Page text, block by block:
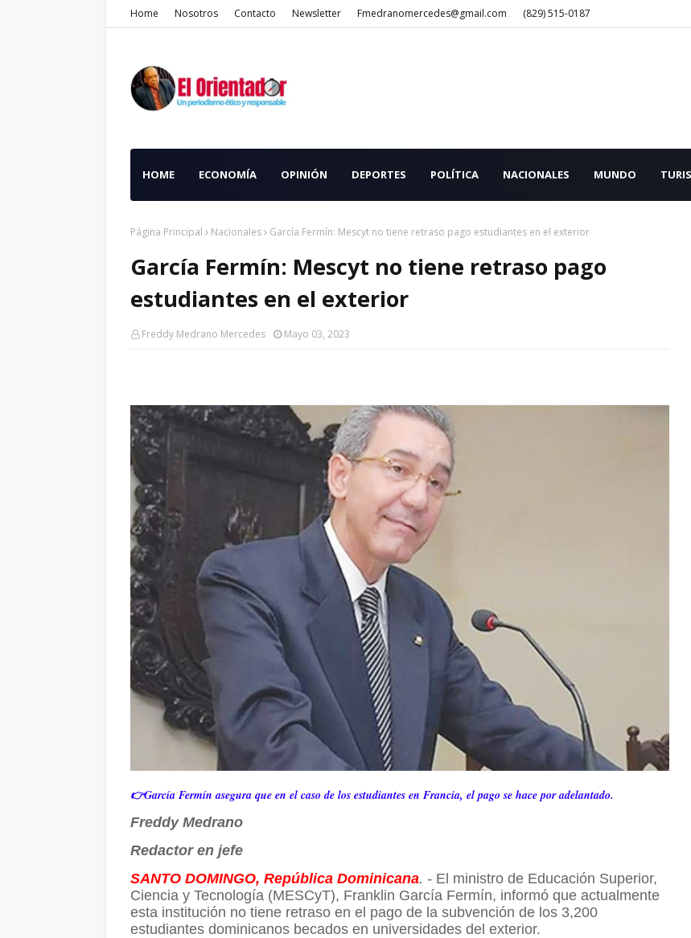
Home Nosotros Contacto Newsletter Fmedranomercedes@gmail.com (829) 515-0187
HOME ECONOMÍA OPINIÓN DEPORTES POLÍTICA NACIONALES MUNDO
Página Principal Nacionales García Fermín: Mescyt no tiene retraso pago estudiantes en el exterior
García Fermín: Mescyt no tiene retraso pago
estudiantes en el exterior
Freddy Medrano Mercedes Mayo 03, 2023
👉García Fermín asegura que en el caso de los estudiantes en Francia, el pago se hace por adelantado.
Freddy Medrano
Redactor en jefe
SANTO DOMINGO, República Dominicana. - El ministro de Educación Superior,
Ciencia y Tecnología (MESCyT), Franklin García Fermín, informó que actualmente
esta institución no tiene retraso en el pago de la subvención de los 3,200
estudiantes dominicanos becados en universidades del exterior.